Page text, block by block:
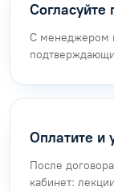
Согласуйте
С менеджером
Оплатите и
После
кабинет: